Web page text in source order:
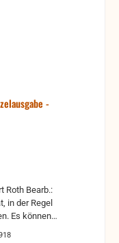
-
Es können